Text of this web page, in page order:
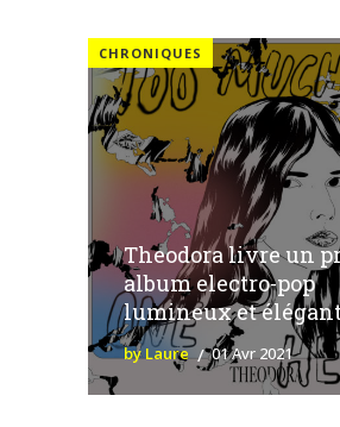
CHRONIQUES
Theodora livre un
album electro-pop
lumineux et
by Laure 01 Avr 2021